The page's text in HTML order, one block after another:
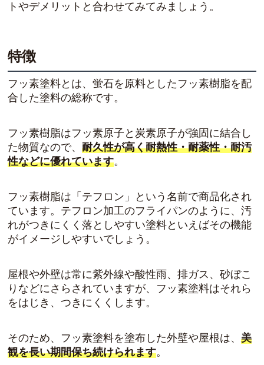
トやデメリットと合わせてみてみましょう。
特徴
フッ素塗料とは、蛍石を原料としたフッ素樹脂を配
合した塗料の総称です。
フッ素樹脂はフッ素原子と炭素原子が強固に結合し
た物質なので、耐久性が高く耐熱性・耐薬性・耐汚
性などに優れています。
フッ素樹脂は「テフロン」という名前で商品化され
ています。テフロン加工のフライパンのように、汚
れがつきにくく落としやすい塗料といえばその機能
がイメージしやすいでしょう。
屋根や外壁は常に紫外線や酸性雨、排ガス、砂ぼこ
りなどにさらされていますが、フッ素塗料はそれら
をはじき、つきにくくします。
そのため、フッ素塗料を塗布した外壁や屋根は、美
観を長い期間保ち続けられます。